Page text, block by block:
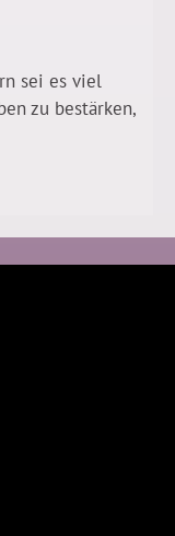
sei es viel
zu bestärken,